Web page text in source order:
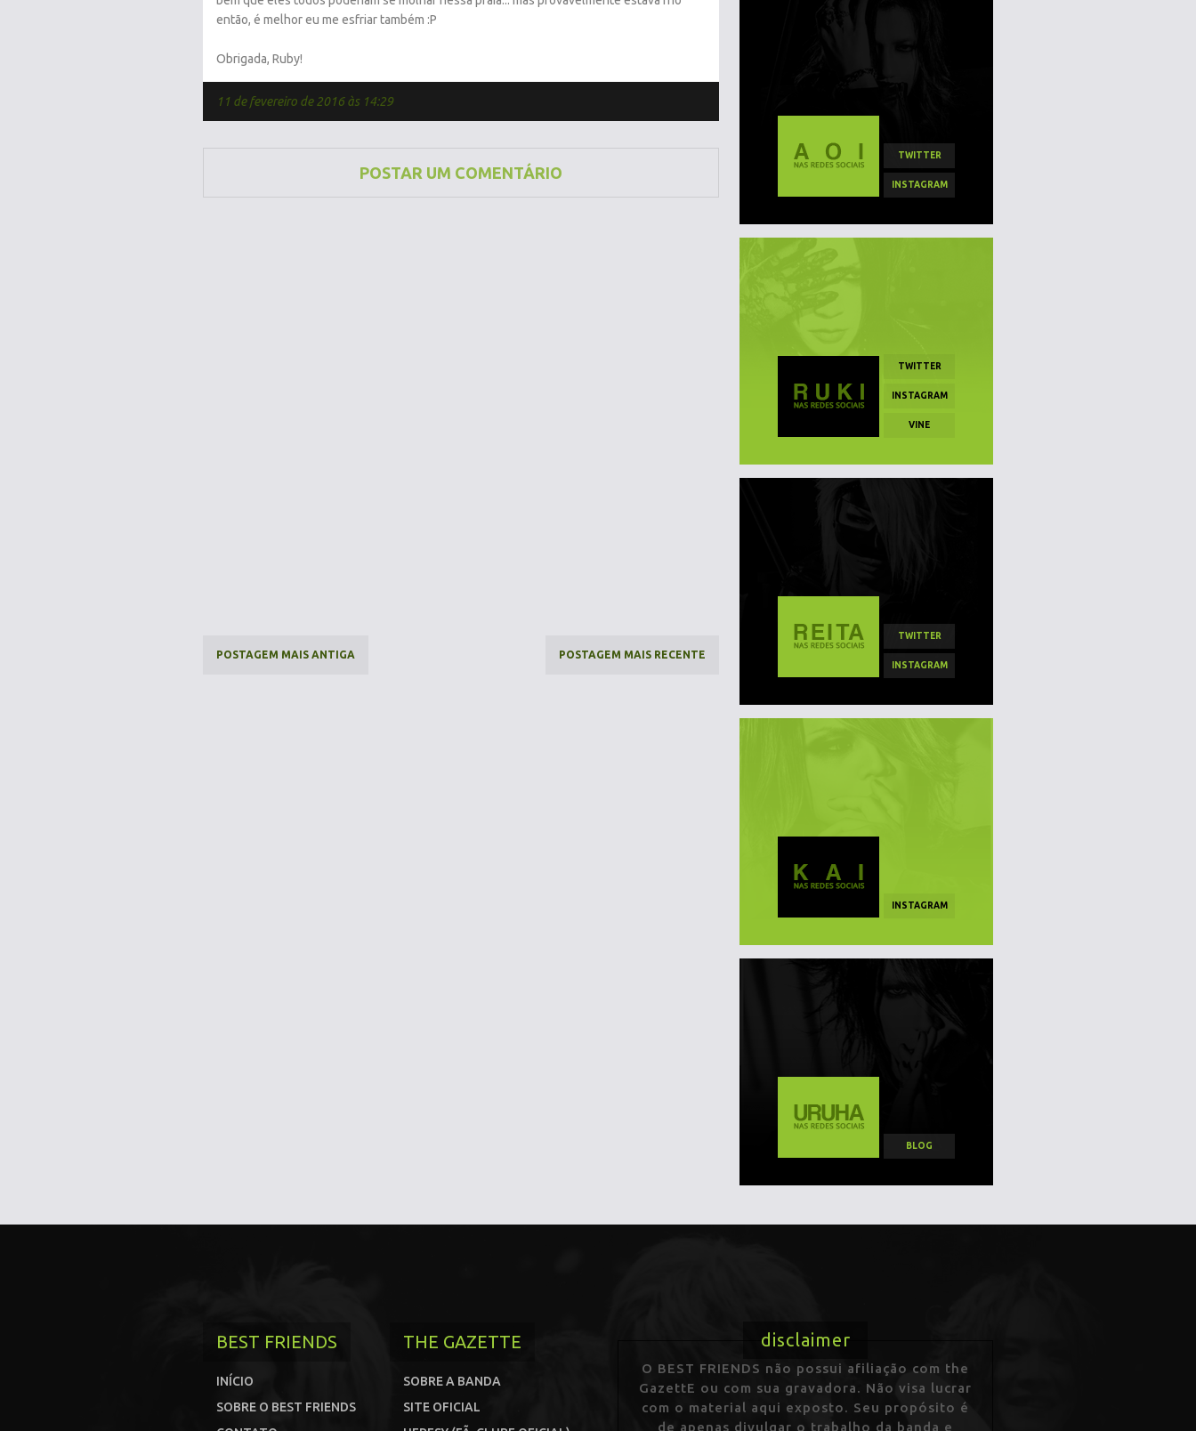
então, é melhor eu me esfriar também :P
Obrigada, Ruby!
11 de fevereiro de 2016 às 14:29
POSTAR UM COMENTÁRIO
POSTAGEM MAIS RECENTE
POSTAGEM MAIS ANTIGA
TWITTER
INSTAGRAM
TWITTER
INSTAGRAM
VINE
TWITTER
INSTAGRAM
INSTAGRAM
BLOG
BEST FRIENDS
INÍCIO
SOBRE O BEST FRIENDS
THE GAZETTE
SOBRE A BANDA
SITE OFICIAL
disclaimer
O BEST FRIENDS não possui afiliação com the
GazettE ou com sua gravadora. Não visa lucrar
com o material aqui exposto. Seu propósito é
de apenas divulgar o trabalho da banda e